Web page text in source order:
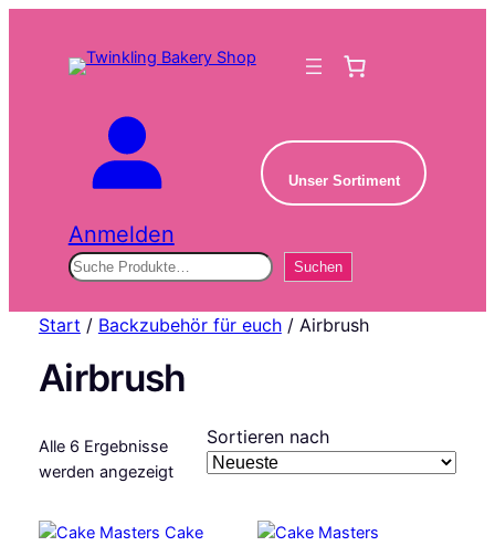
Anmelden
Unser Sortiment
Suchen Suchen
Start / Backzubehör für euch/ Airbrush
Airbrush
Alle 6 Ergebnisse
werden angezeigtNach
sortiert
Sortieren nach